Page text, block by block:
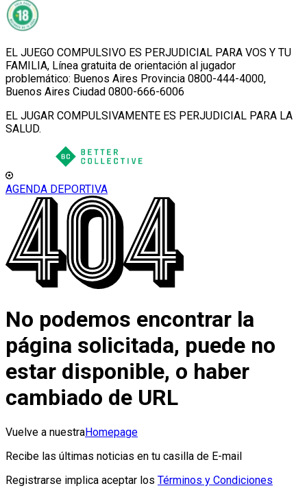
EL JUEGO COMPULSIVO ES PERJUDICIAL PARA VOS Y TU
FAMILIA, Línea gratuita de orientación al jugador
problemático: Buenos Aires Provincia 0800-444-4000,
Buenos Aires Ciudad 0800-666-6006
EL JUGAR COMPULSIVAMENTE ES PERJUDICIAL PARA LA
SALUD.
AGENDA DEPORTIVA
No podemos encontrar la
página solicitada, puede no
estar disponible, o haber
cambiado de URL
Vuelve a nuestraHomepage
Recibe las últimas noticias en tu casilla de E-mail
Registrarse implica aceptar los Términos y Condiciones